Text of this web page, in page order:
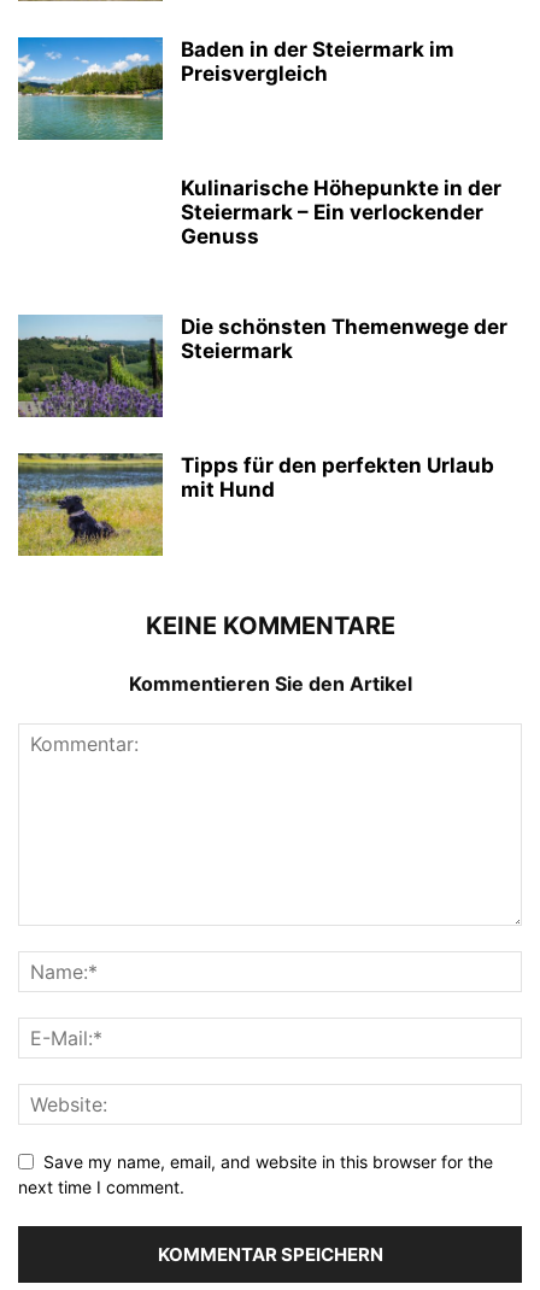
Baden in der Steiermark im
Preisvergleich
Kulinarische Höhepunkte in der
Steiermark – Ein verlockender
Genuss
Die schönsten Themenwege der
Steiermark
Tipps für den perfekten Urlaub
mit Hund
KEINE KOMMENTARE
Kommentieren Sie den Artikel
Save my name, email, and website in this browser for the
next time I comment.